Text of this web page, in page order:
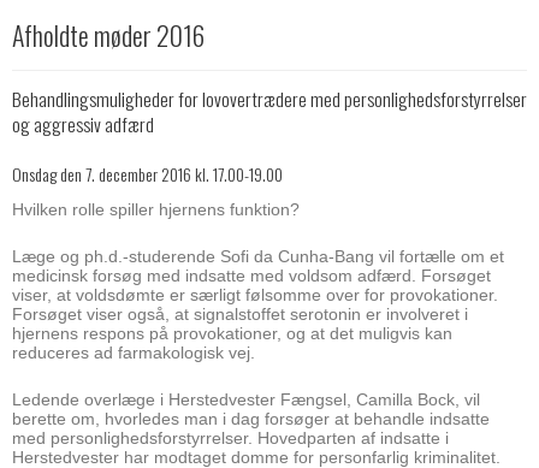
Afholdte møder 2016
Behandlingsmuligheder for lovovertrædere med personlighedsforstyrrelser
og aggressiv adfærd
Onsdag den 7. december 2016 kl. 17.00-19.00
Hvilken rolle spiller hjernens funktion?
Læge og ph.d.-studerende Sofi da Cunha-Bang vil fortælle om et
medicinsk forsøg med indsatte med voldsom adfærd. Forsøget
viser, at voldsdømte er særligt følsomme over for provokationer.
Forsøget viser også, at signalstoffet serotonin er involveret i
hjernens respons på provokationer, og at det muligvis kan
reduceres ad farmakologisk vej.
Ledende overlæge i Herstedvester Fængsel, Camilla Bock, vil
berette om, hvorledes man i dag forsøger at behandle indsatte
med personlighedsforstyrrelser. Hovedparten af indsatte i
Herstedvester har modtaget domme for personfarlig kriminalitet.